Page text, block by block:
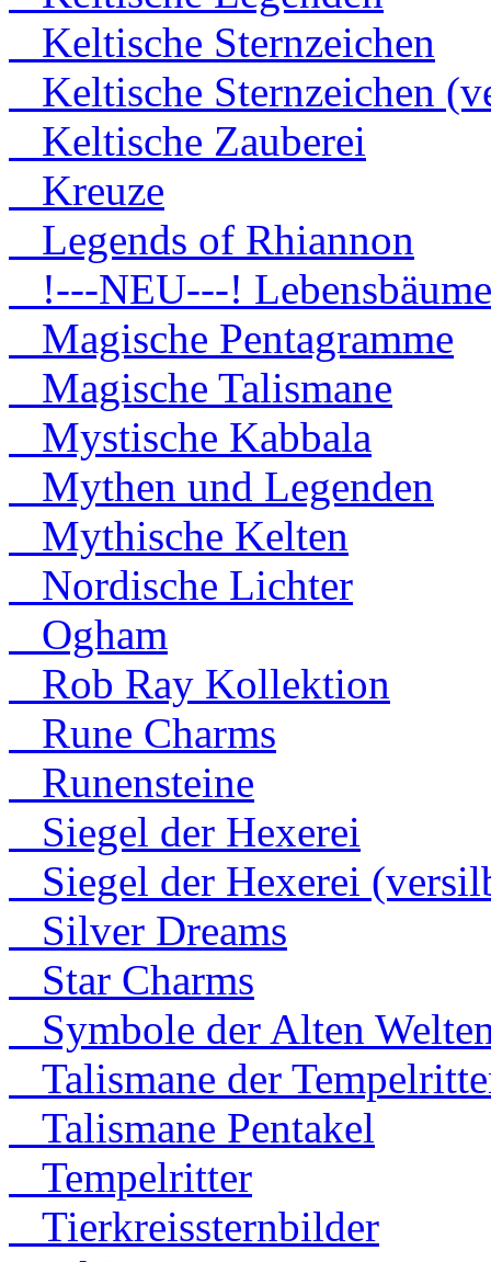
Keltische Sternzeichen
Keltische Sternzeichen
Keltische Zauberei
Kreuze
Legends of Rhiannon
!---NEU---! Lebensbäume
Magische Pentagramme
Magische Talismane
Mystische Kabbala
Mythen und Legenden
Mythische Kelten
Nordische Lichter
Ogham
Rob Ray Kollektion
Rune Charms
Runensteine
Siegel der Hexerei
Siegel der Hexerei
Silver Dreams
Star Charms
Symbole der Alten
Talismane der
Talismane Pentakel
Tempelritter
Tierkreissternbilder